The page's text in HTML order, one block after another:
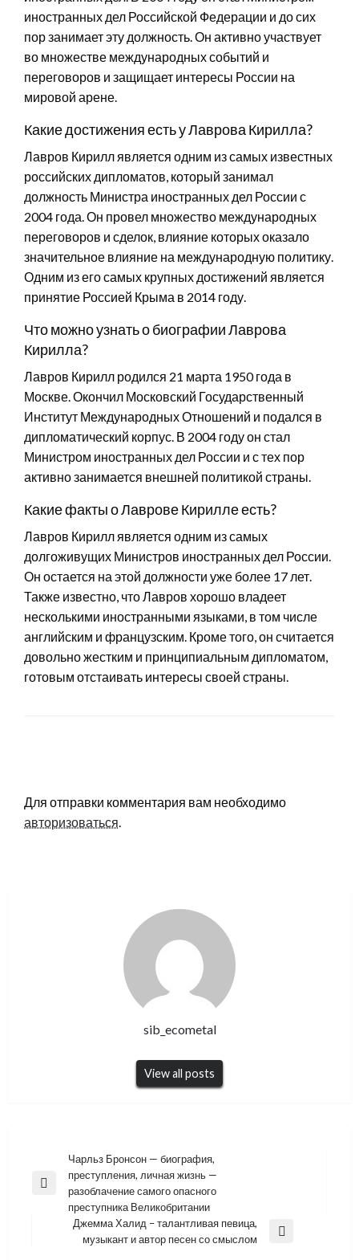
иностранных дел Российской Федерации и до сих
пор занимает эту должность. Он активно участвует
во множестве международных событий и
переговоров и защищает интересы России на
мировой арене.
Какие достижения есть у Лаврова Кирилла?
Лавров Кирилл является одним из самых известных
российских дипломатов, который занимал
должность Министра иностранных дел России с
2004 года. Он провел множество международных
переговоров и сделок, влияние которых оказало
значительное влияние на международную политику.
Одним из его самых крупных достижений является
принятие Россией Крыма в 2014 году.
Что можно узнать о биографии Лаврова
Кирилла?
Лавров Кирилл родился 21 марта 1950 года в
Москве. Окончил Московский Государственный
Институт Международных Отношений и подался в
дипломатический корпус. В 2004 году он стал
Министром иностранных дел России и с тех пор
активно занимается внешней политикой страны.
Какие факты о Лаврове Кирилле есть?
Лавров Кирилл является одним из самых
долгоживущих Министров иностранных дел России.
Он остается на этой должности уже более 17 лет.
Также известно, что Лавров хорошо владеет
несколькими иностранными языками, в том числе
английским и французским. Кроме того, он считается
довольно жестким и принципиальным дипломатом,
готовым отстаивать интересы своей страны.
Для отправки комментария вам необходимо
авторизоваться.
sib_ecometal
View all posts
Навигация
по
записям
Previous
Чарльз Бронсон — биография,
преступления, личная жизнь —
разоблачение самого опасного
преступника Великобритании
Джемма Халид – талантливая певица,
музыкант и автор песен со смыслом